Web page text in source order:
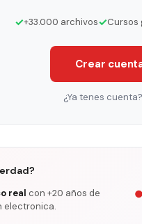
✓+33.000 archivos✓Cursos
Crear
¿Ya tenes cuenta?
real con +20 años de
electronica.
●